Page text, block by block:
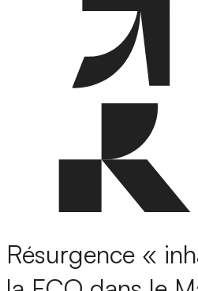
Résurgence «